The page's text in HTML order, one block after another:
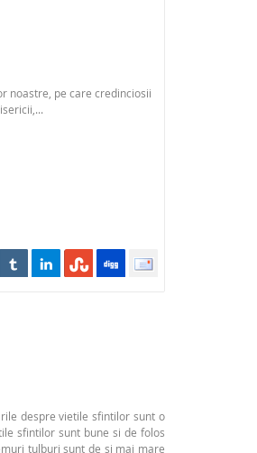
noastre, pe care credinciosii
despre vietile sfintilor sunt o
sfintilor sunt bune si de folos
tulburi sunt de si mai mare